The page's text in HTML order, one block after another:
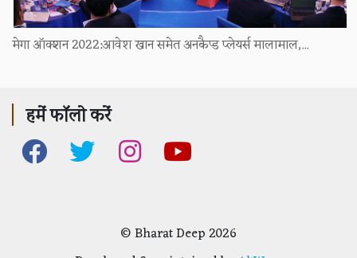
मेगा ऑक्शन 2022:आवेश खान समेत अनकैप्ड प्लेयर्स मालामाल,...
हमें फॉलो करें
© Bharat Deep 2026